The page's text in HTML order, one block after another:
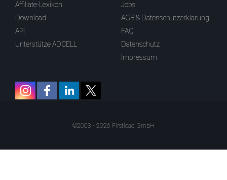
Affiliate-Lexikon
Download
API
Unterstütze ADCELL
Jobs
AGB & Datenschutzerklärung
FAQ
Datenschutz
Impressum
©2003 - 2026 Firstlead GmbH